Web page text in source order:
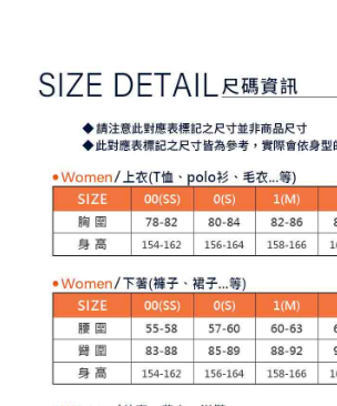
2.基於同意付款使用「大哥付你分期」之契約關係目
資料（包含姓名、電話或地址）提供予台灣大哥大進
由本公司與您本人進行分期帳單所需資料之確認、核
3.完整用戶服務條款，請詳閱以下連結：https://
後付繳納相關費用。
※ 交易是否成功請以「AFTEE先享後付 」之結帳頁
客戶支援中心」https://
【注意事項】
１．透過由恩沛科技股份有限公司提供之「AFTEE
易，需依本服務之必要範圍內提供個人資料，並將交
權轉讓予恩沛科技股份有限公司。
２．關於個人資料處理事宜，請瀏覽以下網址：
３．未成年的使用者請事先徵得法定代理人或監護
「AFTEE先享後付」，若未經同意申辦者引起之損失
４．使用「AFTEE先享後付」時，將依據個別帳號
時審查核予不同之上限額度；若仍有額度不足之情形
付款後萊爾富取貨
免運費
付款後7-11取貨
免運費
離島宅配